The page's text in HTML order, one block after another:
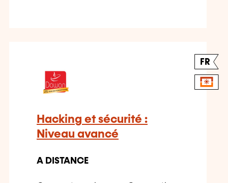
FR
Hacking et sécurité :
Niveau avancé
A DISTANCE